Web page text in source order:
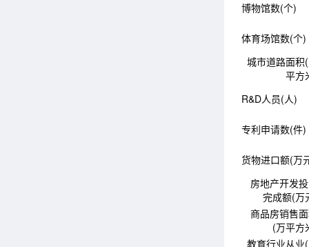
博物馆数(个)
体育场馆数(个)
城市道路面积
平方
R&D人员(人)
专利申请数(件)
货物进口额(万
房地产开发
完成额(万
商品房销售
(万平方
教育行业从业